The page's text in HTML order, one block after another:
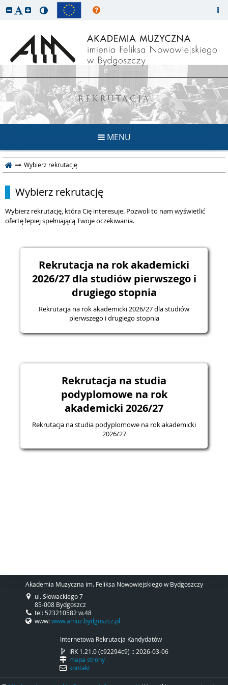
REKRUTACJA
MENU
Wybierz rekrutację
Wybierz rekrutację
Wybierz rekrutację, która Cię interesuje. Pozwoli to nam wyświetlić
ofertę lepiej spełniającą Twoje oczekiwania.
Rekrutacja na rok akademicki
2026/27 dla studiów pierwszego i
drugiego stopnia
Rekrutacja na rok akademicki 2026/27 dla studiów
pierwszego i drugiego stopnia
Rekrutacja na studia
podyplomowe na rok
akademicki 2026/27
Rekrutacja na studia podyplomowe na rok akademicki
2026/27
Akademia Muzyczna im. Feliksa Nowowiejskiego w Bydgoszczy
ul. Słowackiego 7
85-008 Bydgoszcz
tel: 523210582 w.48
www:www.amuz.bydgoszcz.pl
Internetowa Rekrutacja Kandydatów
IRK 1.21.0 (c92294c9) :: 2026-03-06
mapa strony
kontakt